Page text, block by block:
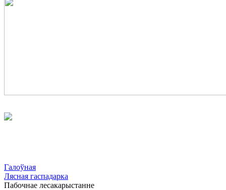
Галоўная
Лясная гаспадарка
Пабочнае лесакарыстанне